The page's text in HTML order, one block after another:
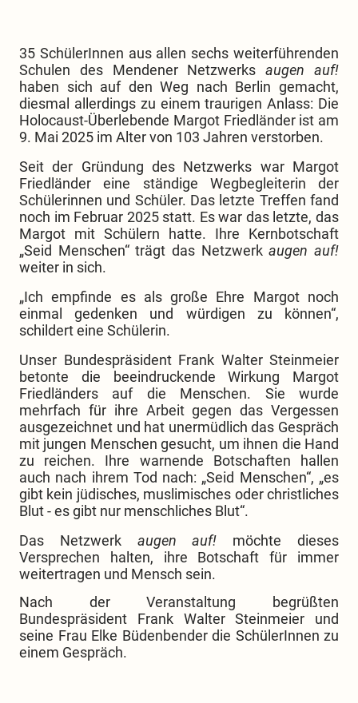
35 SchülerInnen aus allen sechs weiterführenden
Schulen des Mendener Netzwerksaugen auf!
haben sich auf den Weg nach Berlin gemacht,
diesmal allerdings zu einem traurigen Anlass: Die
Holocaust-Überlebende Margot Friedländer ist am
9. Mai 2025 im Alter von 103 Jahren verstorben.
Seit der Gründung des Netzwerks war Margot
Friedländer eine ständige Wegbegleiterin der
Schülerinnen und Schüler. Das letzte Treffen fand
noch im Februar 2025 statt. Es war das letzte, das
Margot mit Schülern hatte. Ihre Kernbotschaft
„Seid Menschen“ trägt das Netzwerkaugen auf!
weiter in sich.
„Ich empfinde es als große Ehre Margot noch
einmal gedenken und würdigen zu können“,
schildert eine Schülerin.
Unser Bundespräsident Frank Walter Steinmeier
betonte die beeindruckende Wirkung Margot
Friedländers auf die Menschen. Sie wurde
mehrfach für ihre Arbeit gegen das Vergessen
ausgezeichnet und hat unermüdlich das Gespräch
mit jungen Menschen gesucht, um ihnen die Hand
zu reichen. Ihre warnende Botschaften hallen
auch nach ihrem Tod nach: „Seid Menschen“, „es
gibt kein jüdisches, muslimisches oder christliches
Blut - es gibt nur menschliches Blut“.
Das Netzwerk augen auf! möchte dieses
Versprechen halten, ihre Botschaft für immer
weitertragen und Mensch sein.
Nach der Veranstaltung begrüßten
Bundespräsident Frank Walter Steinmeier und
seine Frau Elke Büdenbender die SchülerInnen zu
einem Gespräch.